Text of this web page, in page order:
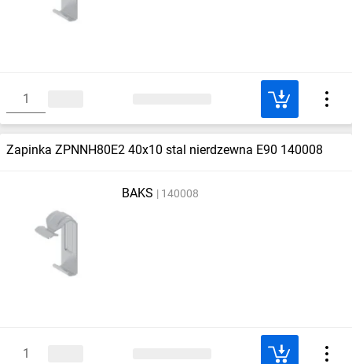
Zapinka ZPNNH80E2 40x10 stal nierdzewna E90 140008
BAKS 140008